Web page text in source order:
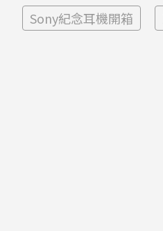
Sony紀念耳機開箱